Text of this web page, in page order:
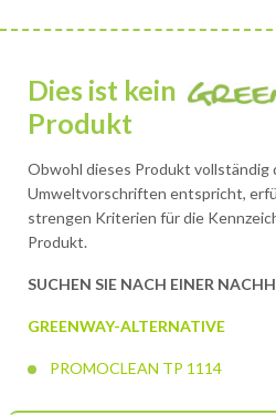
Dies ist kein
Produkt
Obwohl dieses Produkt vollständig
Umweltvorschriften entspricht,
strengen Kriterien für die
Produkt.
SUCHEN SIE NACH EINER
GREENWAY-ALTERNATIVE
PROMOCLEAN TP 1114